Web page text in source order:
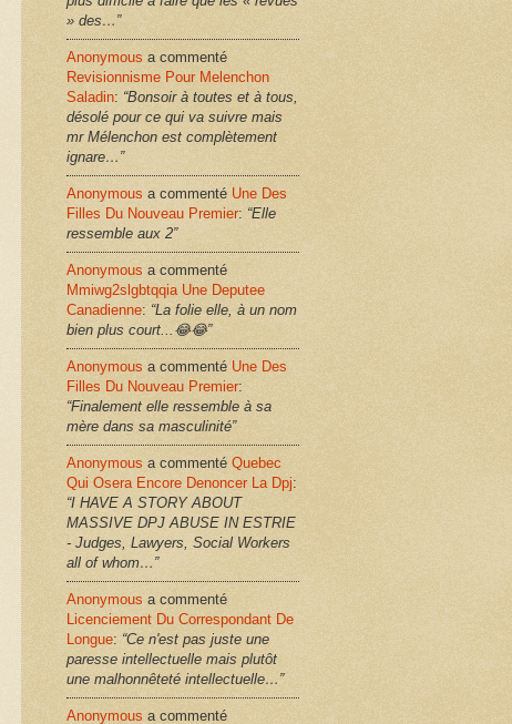
» des…”
Anonymous a commenté
Revisionnisme Pour Melenchon
Saladin: “Bonsoir à toutes et à tous,
désolé pour ce qui va suivre mais
mr Mélenchon est complètement
ignare…”
Anonymous a commenté Une Des
Filles Du Nouveau Premier: “Elle
ressemble aux 2”
Anonymous a commenté
Mmiwg2slgbtqqia Une Deputee
Canadienne: “La folie elle, à un nom
bien plus court...😂😂”
Anonymous a commenté Une Des
Filles Du Nouveau Premier:
“Finalement elle ressemble à sa
mère dans sa masculinité”
Anonymous a commenté Quebec
Qui Osera Encore Denoncer La Dpj:
“I HAVE A STORY ABOUT
MASSIVE DPJ ABUSE IN ESTRIE
- Judges, Lawyers, Social Workers
all of whom…”
Anonymous a commenté
Licenciement Du Correspondant De
Longue: “Ce n'est pas juste une
paresse intellectuelle mais plutôt
une malhonnêteté intellectuelle…”
Anonymous a commenté